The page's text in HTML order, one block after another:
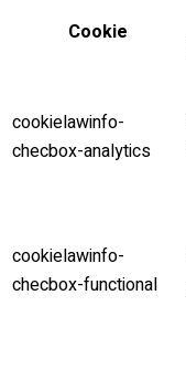
Cookie
cookielawinfo-
checbox-analytics
cookielawinfo-
checbox-functional